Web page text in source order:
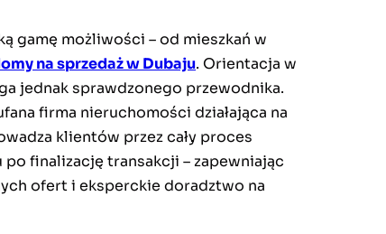
gamę możliwości – od mieszkań w
na sprzedaż w Dubaju. Orientacja w
jednak sprawdzonego przewodnika.
firma nieruchomości działająca na
klientów przez cały proces
po finalizację transakcji – zapewniając
ofert i eksperckie doradztwo na